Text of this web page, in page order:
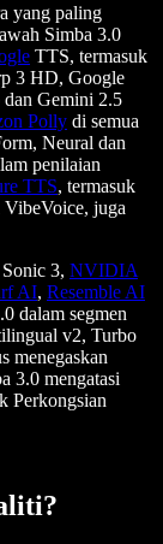
yang paling
Simba 3.0
TTS, termasuk
3 HD, Google
Gemini 2.5
Polly di semua
Neural dan
penilaian
TTS, termasuk
juga
Sonic 3, NVIDIA
AI, Resemble AI
dalam segmen
v2, Turbo
menegaskan
3.0 mengatasi
Perkongsian